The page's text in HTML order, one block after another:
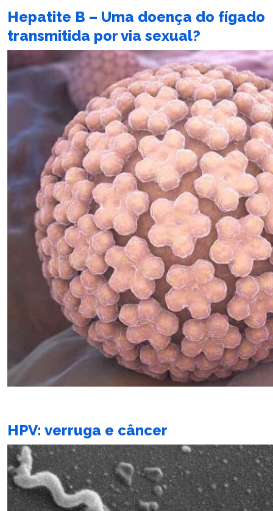
Hepatite B – Uma doença do fígado
transmitida por via sexual?
HPV: verruga e câncer